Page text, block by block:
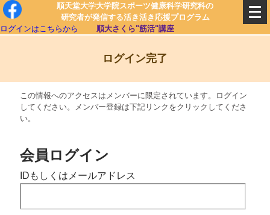
順天堂大学大学院スポーツ健康科学研究科の
研究者が発信する活き活き応援プログラム
ログインはこちらから
順大さくら"筋活"講座
ログイン完了
この情報へのアクセスはメンバーに限定されています。ログイン
してください。メンバー登録は下記リンクをクリックしてくださ
い。
会員ログイン
IDもしくはメールアドレス